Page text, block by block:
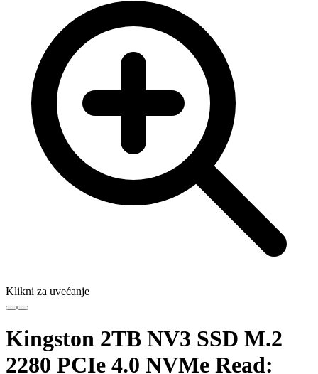
Klikni za uvećanje
Kingston 2TB NV3 SSD M.2
2280 PCIe 4.0 NVMe Read: